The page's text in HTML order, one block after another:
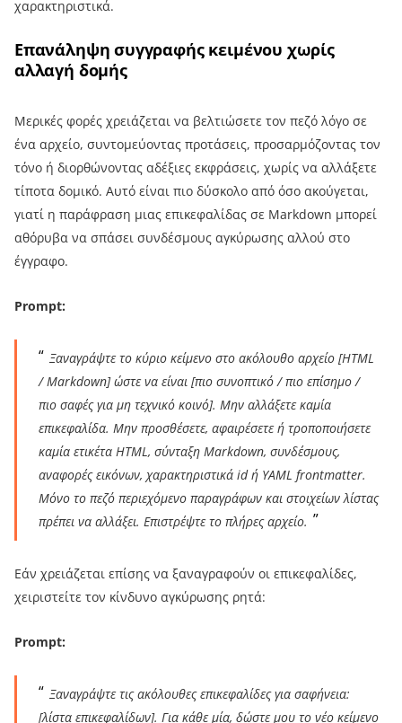
χαρακτηριστικά.
Επανάληψη συγγραφής κειμένου χωρίς
αλλαγή δομής
Μερικές φορές χρειάζεται να βελτιώσετε τον πεζό λόγο σε
ένα αρχείο, συντομεύοντας προτάσεις, προσαρμόζοντας τον
τόνο ή διορθώνοντας αδέξιες εκφράσεις, χωρίς να αλλάξετε
τίποτα δομικό. Αυτό είναι πιο δύσκολο από όσο ακούγεται,
γιατί η παράφραση μιας επικεφαλίδας σε Markdown μπορεί
αθόρυβα να σπάσει συνδέσμους αγκύρωσης αλλού στο
έγγραφο.
Prompt:
Ξαναγράψτε το κύριο κείμενο στο ακόλουθο αρχείο [HTML
/ Markdown] ώστε να είναι [πιο συνοπτικό / πιο επίσημο /
πιο σαφές για μη τεχνικό κοινό]. Μην αλλάξετε καμία
επικεφαλίδα. Μην προσθέσετε, αφαιρέσετε ή τροποποιήσετε
καμία ετικέτα HTML, σύνταξη Markdown, συνδέσμους,
αναφορές εικόνων, χαρακτηριστικά id ή YAML frontmatter.
Μόνο το πεζό περιεχόμενο παραγράφων και στοιχείων λίστας
πρέπει να αλλάξει. Επιστρέψτε το πλήρες αρχείο.
Εάν χρειάζεται επίσης να ξαναγραφούν οι επικεφαλίδες,
χειριστείτε τον κίνδυνο αγκύρωσης ρητά:
Prompt:
Ξαναγράψτε τις ακόλουθες επικεφαλίδες για σαφήνεια:
[λίστα επικεφαλίδων]. Για κάθε μία, δώστε μου το νέο κείμενο